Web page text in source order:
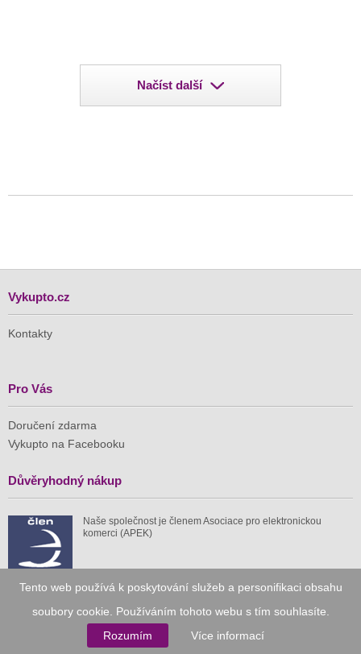
Tento web používá k poskytování služeb a personifikaci obsahu
soubory cookie. Používáním tohoto webu s tím souhlasíte.
Rozumím
Více informací
Načíst další
Vykupto.cz
Kontakty
Pro Vás
Doručení zdarma
Vykupto na Facebooku
Důvěryhodný nákup
Naše společnost je členem Asociace pro elektronickou
komerci (APEK)
Již od roku 2010